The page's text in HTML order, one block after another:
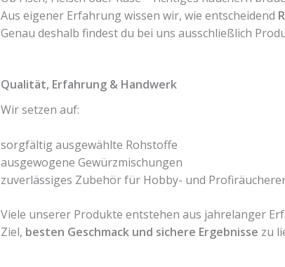
Aus eigener Erfahrung wissen wir, wie entscheidend
Genau deshalb findest du bei uns ausschließlich
Qualität, Erfahrung & Handwerk
Wir setzen auf:
sorgfältig ausgewählte Rohstoffe
ausgewogene Gewürzmischungen
zuverlässiges Zubehör für Hobby- und
Viele unserer Produkte entstehen aus jahrelanger
Ziel, besten Geschmack und sichere Ergebnisse zu